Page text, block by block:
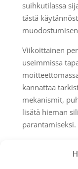
suihkutilassa
tästä
Viikoittainen
useimmissa
kannattaa
mekanismit,
lisätä hieman
parantamiseksi.